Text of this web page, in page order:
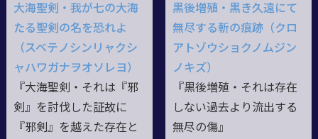
大海聖剣・我が七の大海
たる聖剣の名を恐れよ
（スベテノシンリャクシ
ャハワガナヲオソレヨ）
『大海聖剣・それは『邪
剣』を討伐した証故に
『邪剣』を越えた存在と
黒後増殖・黒き久遠にて
無尽する斬の痕跡（クロ
アトゾウショクノムジン
ノキズ）
『黒後増殖・それは存在
しない過去より流出する
無尽の傷』